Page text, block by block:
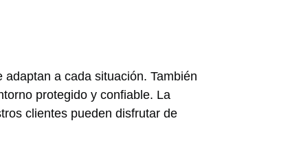
a cada situación. También
protegido y confiable. La
clientes pueden disfrutar de